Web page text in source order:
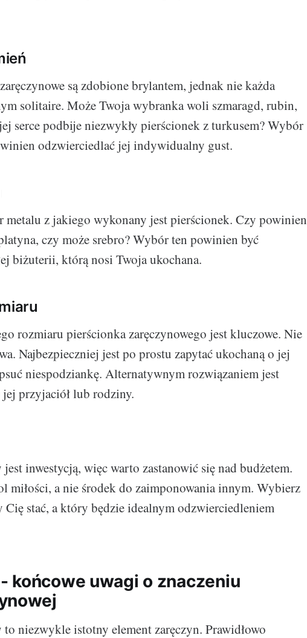
są zdobione brylantem, jednak nie każda
solitaire. Może Twoja wybranka woli szmaragd, rubin,
serce podbije niezwykły pierścionek z turkusem? Wybór
odzwierciedlać jej indywidualny gust.
metalu z jakiego wykonany jest pierścionek. Czy powinien
czy może srebro? Wybór ten powinien być
biżuterii, którą nosi Twoja ukochana.
rozmiaru pierścionka zaręczynowego jest kluczowe. Nie
Najbezpieczniej jest po prostu zapytać ukochaną o jej
niespodziankę. Alternatywnym rozwiązaniem jest
przyjaciół lub rodziny.
inwestycją, więc warto zastanowić się nad budżetem.
miłości, a nie środek do zaimponowania innym. Wybierz
stać, a który będzie idealnym odzwierciedleniem
końcowe uwagi o znaczeniu
niezwykle istotny element zaręczyn. Prawidłowo